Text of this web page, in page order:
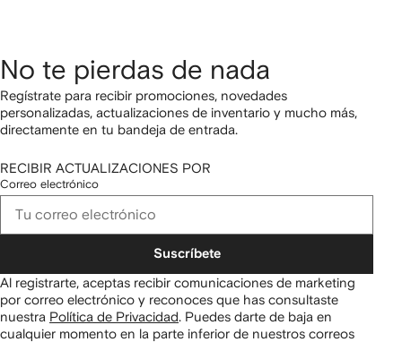
No te pierdas de nada
Regístrate para recibir promociones, novedades
personalizadas, actualizaciones de inventario y mucho más,
directamente en tu bandeja de entrada.
RECIBIR ACTUALIZACIONES POR
Correo electrónico
Suscríbete
Al registrarte, aceptas recibir comunicaciones de marketing
por correo electrónico y reconoces que has consultaste
nuestra Política de Privacidad Puedes darte de baja en
cualquier momento en la parte inferior de nuestros correos